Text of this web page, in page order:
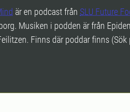
är en podcast från SLU Future
Musiken i podden är från
Finns där poddar finns (Sök